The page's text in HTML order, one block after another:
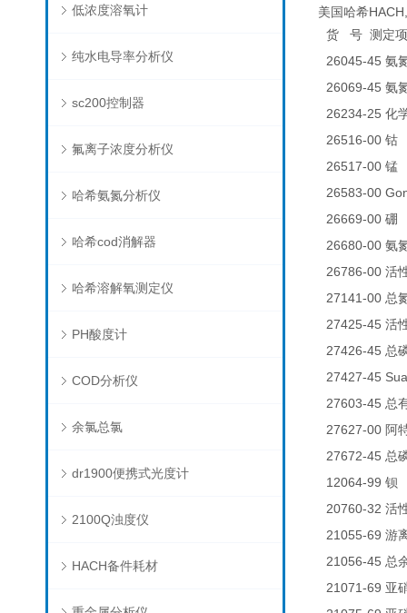
低浓度溶氧计
纯水电导率分析仪
sc200控制器
氟离子浓度分析仪
哈希氨氮分析仪
哈希cod消解器
哈希溶解氧测定仪
PH酸度计
COD分析仪
余氯总氯
dr1900便携式光度计
2100Q浊度仪
HACH备件耗材
美国哈希
货 号 测定
26045-45 氨
26069-45 氨
26234-25 化
26516-00 钴
26517-00 锰
26583-00
26669-00 硼
26680-00 氨
26786-00 活
27141-00 总
27425-45 活
27426-45 总
27427-45
27603-45 总
27627-00 阿
27672-45 总
12064-99 钡
20760-32 活
21055-69 游
21056-45 总
21071-69 亚